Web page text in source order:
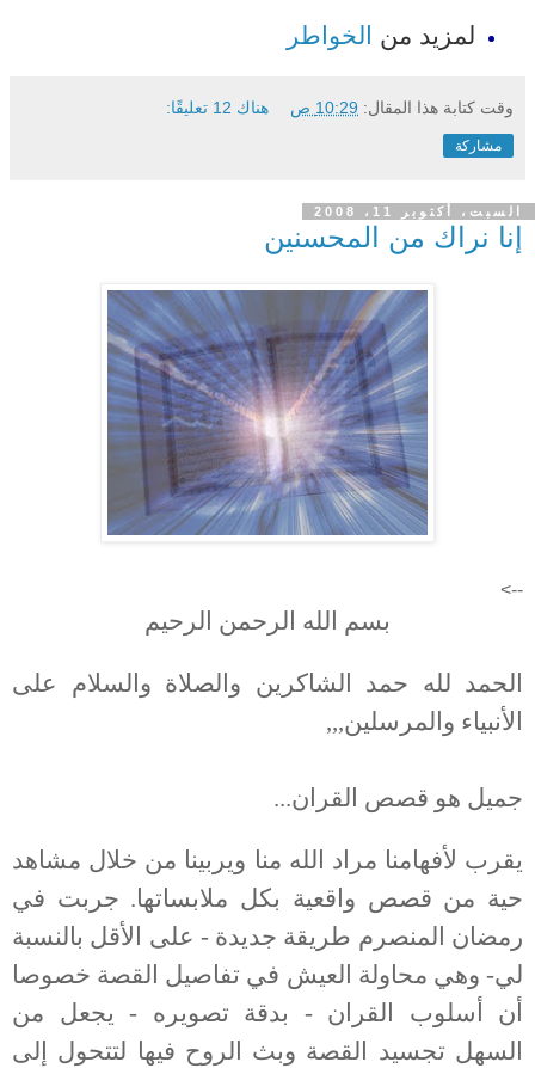
لمزيد من الخواطر
وقت كتابة هذا المقال: 10:29 ص هناك 12 تعليقًا:
مشاركة
السبت، أكتوبر 11، 2008
إنا نراك من المحسنين
-->
بسم الله الرحمن الرحيم
الحمد لله حمد الشاكرين والصلاة والسلام على
الأنبياء والمرسلين,,,
جميل هو قصص القران...
يقرب لأفهامنا مراد الله منا ويربينا من خلال مشاهد
حية من قصص واقعية بكل ملابساتها. جربت في
رمضان المنصرم طريقة جديدة - على الأقل بالنسبة
لي- وهي محاولة العيش في تفاصيل القصة خصوصا
أن أسلوب القران - بدقة تصويره - يجعل من
السهل تجسيد القصة وبث الروح فيها لتتحول إلى